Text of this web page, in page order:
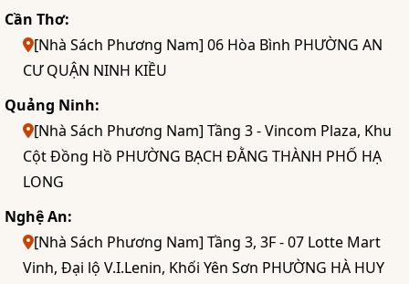
Cần Thơ:
[Nhà Sách Phương Nam] 06 Hòa Bình PHƯỜNG AN
CƯ QUẬN NINH KIỀU
Quảng Ninh:
[Nhà Sách Phương Nam] Tầng 3 - Vincom Plaza, Khu
Cột Đồng Hồ PHƯỜNG BẠCH ĐẰNG THÀNH PHỐ HẠ
LONG
Nghệ An:
[Nhà Sách Phương Nam] Tầng 3, 3F - 07 Lotte Mart
Vinh, Đại lộ V.I.Lenin, Khối Yên Sơn PHƯỜNG HÀ HUY